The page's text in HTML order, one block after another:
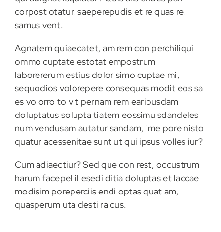
corpost otatur, saeperepudis et re quas re,
samus vent.
Agnatem quiaecatet, am rem con perchiliqui
ommo cuptate estotat empostrum
laborererum estius dolor simo cuptae mi,
sequodios volorepere consequas modit eos sa
es volorro to vit pernam rem earibusdam
doluptatus solupta tiatem eossimu sdandeles
num vendusam autatur sandam, ime pore nisto
quatur acessenitae sunt ut qui ipsus volles iur?
Cum adiaectiur? Sed que con rest, occustrum
harum facepel il esedi ditia doluptas et laccae
modisim poreperciis endi optas quat am,
quasperum uta desti ra cus.